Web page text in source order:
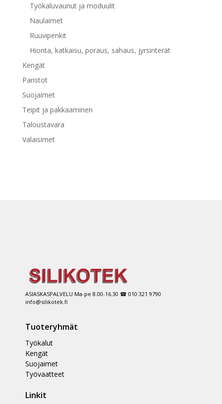
Työkaluvaunut ja moduulit
Naulaimet
Ruuvipenkit
Hionta, katkaisu, poraus, sahaus, jyrsinterät
Kengät
Paristot
Suojaimet
Teipit ja pakkaaminen
Taloustavara
Valaisimet
ASIASKASPALVELU Ma-pe 8.00-16.30 ☎ 010 321 9790
info@silikotek.fi
Tuoteryhmät
Työkalut
Kengät
Suojaimet
Työvaatteet
Linkit